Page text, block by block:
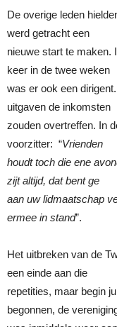
De overige leden
werd getracht een
nieuwe start te maken.
keer in de twee weken
was er ook een
uitgaven de inkomsten
zouden overtreffen. In
voorzitter: “Vrienden
houdt toch die ene
zijt altijd, dat bent ge
aan uw lidmaatschap
ermee in stand”.
Het uitbreken van de
een einde aan die
repetities, maar begin
begonnen, de